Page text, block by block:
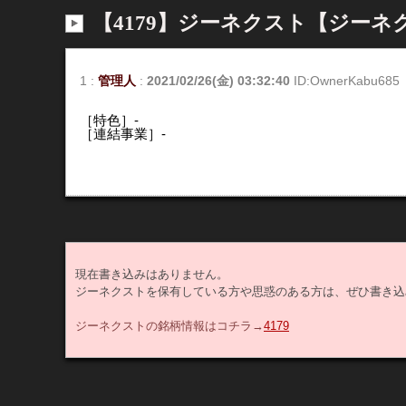
【4179】ジーネクスト【ジーネ
1 : 管理人 : 2021/02/26(金) 03:32:40 ID:OwnerKabu685
［特色］-
［連結事業］-
現在書き込みはありません。
ジーネクストを保有している方や思惑のある方は、ぜひ書き
ジーネクストの銘柄情報はコチラ→4179